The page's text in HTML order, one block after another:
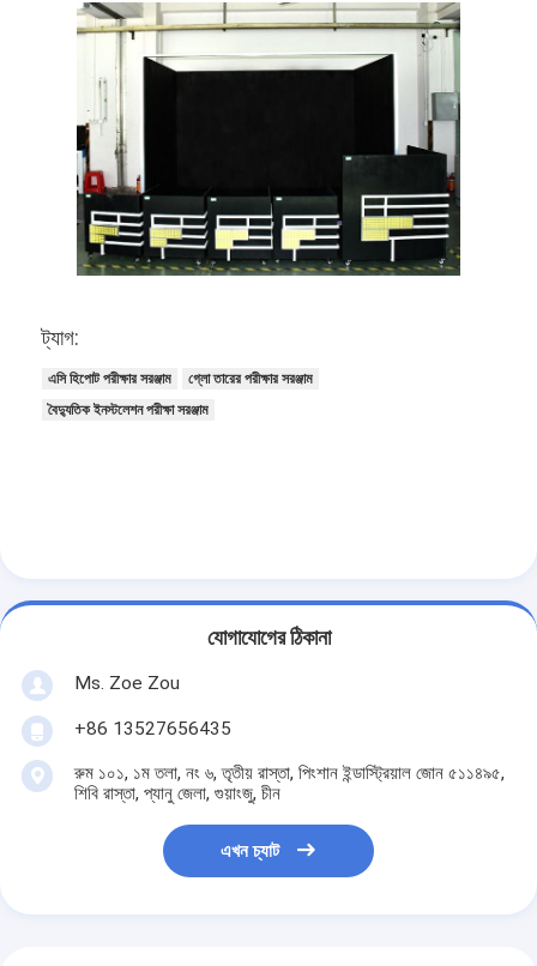
বাড়ি
পণ্য
ভিডিও
গুণমান নিয়ন্ত্রণ
বৈদ্যুতিক সরঞ্জাম পরীক্ষার সরঞ্জাম
শক্তি দক্ষতা ল্যাব
যানবাহন পরীক্ষার সরঞ্জাম
ব্যাটারি পরীক্ষার সরঞ্জাম
ট্যাগ:
এসি হিপোট পরীক্ষার সরঞ্জাম
গ্লো তারের পরীক্ষার সরঞ্জাম
বৈদ্যুতিক ইনস্টলেশন পরীক্ষা সরঞ্জাম
যোগাযোগের ঠিকানা
Ms. Zoe Zou
+86 13527656435
রুম ১০১, ১ম তলা, নং ৬, তৃতীয় রাস্তা, পিংশান ইন্ডাস্ট্রিয়াল জোন ৫১১৪৯৫,
শিবি রাস্তা, প্যানু জেলা, গুয়াংজু, চীন
এখন চ্যাট